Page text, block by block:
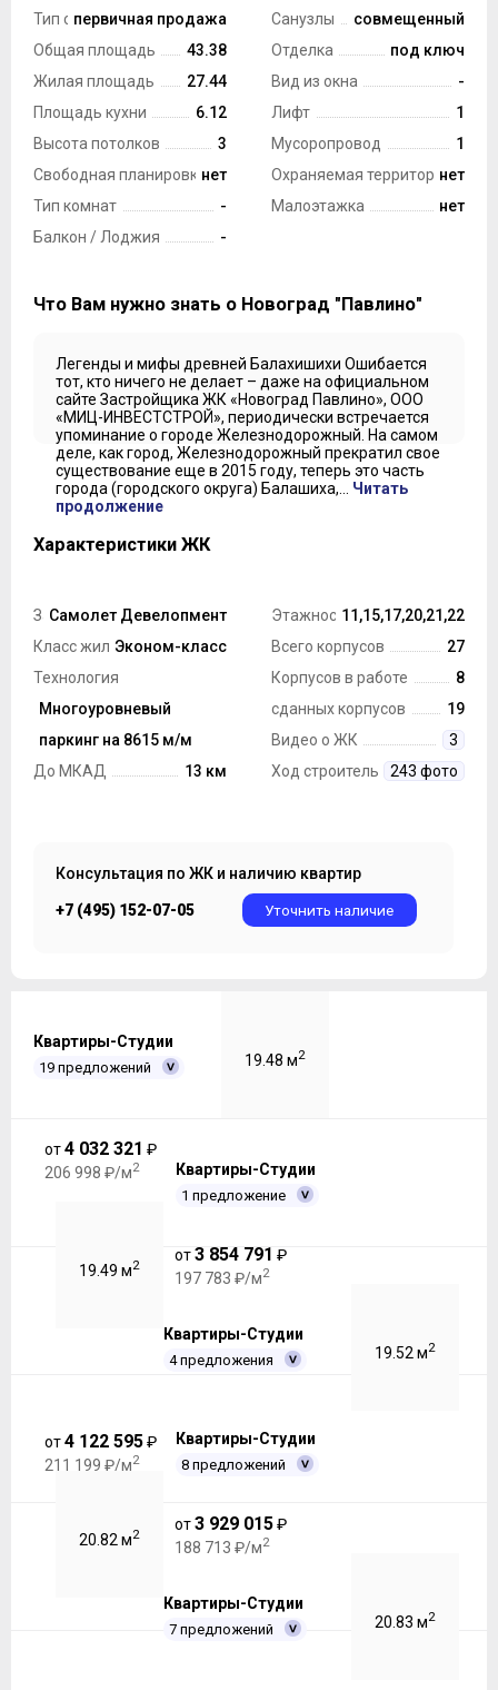
Тип сделкипервичная продажа
Общая площадь
43.38
Жилая площадь
27.44
Площадь кухни
6.12
Высота потолков
3
Свободная планировканет
Тип комнат
-
Балкон / Лоджия
-
Санузлы
совмещенный
Отделка
под ключ
Вид из окна
-
Лифт
1
Мусоропровод
1
Охраняемая территориянет
Малоэтажка
нет
Что Вам нужно знать о Новоград "Павлино"
Легенды и мифы древней Балахишихи Ошибается
тот, кто ничего не делает – даже на официальном
сайте Застройщика ЖК «Новоград Павлино», ООО
«МИЦ-ИНВЕСТСТРОЙ», периодически встречается
упоминание о городе Железнодорожный. На самом
деле, как город, Железнодорожный прекратил свое
существование еще в 2015 году, теперь это часть
города (городского округа) Балашиха,... Читать
продолжение
Характеристики ЖК
Застройщик
Самолет Девелопмент
Класс жильяЭконом-класс
Технология
строительстваМонолит, Панель
Парковка
Многоуровневый
паркинг на 8615 м/м
До МКАД
13 км
Этажность ЖК11,15,17,20,21,22
Всего корпусов
27
Корпусов в работе
8
сданных корпусов
19
Видео о ЖК
3
Ход строительства243 фото
Консультация по ЖК и наличию квартир
+7 (495) 152-07-05 Уточнить наличие
Квартиры-Студии
19 предложений 19.48 м2
от4 032 321 ₽
206 998 ₽/м2 Квартиры-Студии
1 предложение
19.49 м2
от3 854 791 ₽
197 783 ₽/м2
Квартиры-Студии
4 предложения 19.52 м2
от4 122 595₽
211 199 ₽/м2
Квартиры-Студии
8 предложений
20.82 м2
от3 929 015₽
188 713 ₽/м2
Квартиры-Студии
7 предложений 20.83 м2